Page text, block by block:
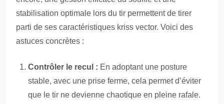
stabilisation optimale lors du tir permettent de tirer
parti de ses caractéristiques kriss vector. Voici des
astuces concrètes :
Contrôler le recul : En adoptant une posture
stable, avec une prise ferme, cela permet d’éviter
que le tir ne devienne chaotique en pleine rafale.